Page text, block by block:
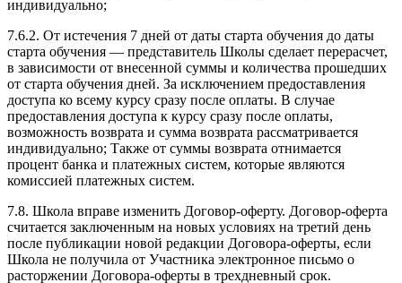
индивидуально;
7.6.2. От истечения 7 дней от даты старта обучения до даты
старта обучения — представитель Школы сделает перерасчет,
в зависимости от внесенной суммы и количества прошедших
от старта обучения дней. За исключением предоставления
доступа ко всему курсу сразу после оплаты. В случае
предоставления доступа к курсу сразу после оплаты,
возможность возврата и сумма возврата рассматривается
индивидуально; Также от суммы возврата отнимается
процент банка и платежных систем, которые являются
комиссией платежных систем.
7.8. Школа вправе изменить Договор-оферту. Договор-оферта
считается заключенным на новых условиях на третий день
после публикации новой редакции Договора-оферты, если
Школа не получила от Участника электронное письмо о
расторжении Договора-оферты в трехдневный срок.